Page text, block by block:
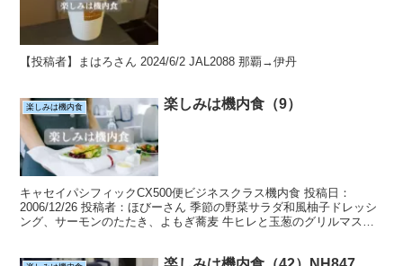
【投稿者】まはろさん 2024/6/2 JAL2088 那覇→伊丹
楽しみは機内食 楽しみは機内食（9）
キャセイパシフィックCX500便ビジネスクラス機内食 投稿日：
2006/12/26 投稿者：ほびーさん 季節の野菜サラダ和風柚子ドレッシ
ング、サーモンのたたき、よもぎ蕎麦 牛ヒレと玉葱のグリルマスタ